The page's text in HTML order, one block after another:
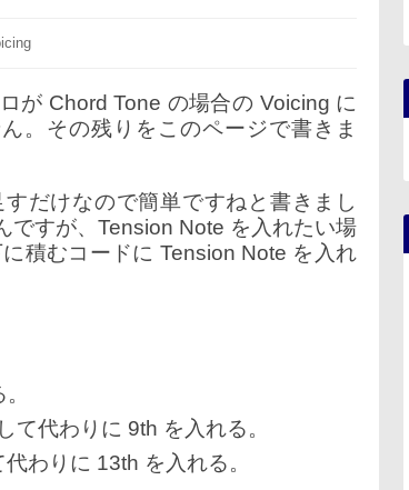
が Chord Tone の場合の Voicing に
。その残りをこのページで書きま
だけなので簡単ですねと書きまし
ですが、Tension Note を入れたい場
積むコードに Tension Note を入れ
て代わりに 9th を入れる。
わりに 13th を入れる。